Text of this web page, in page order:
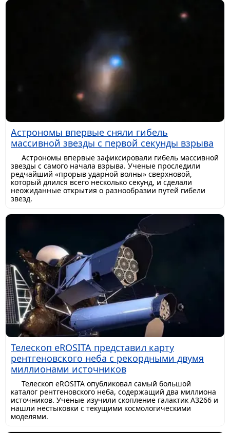
Астрономы впервые сняли гибель
массивной звезды с первой секунды взрыва
Астрономы впервые зафиксировали гибель массивной
звезды с самого начала взрыва. Ученые проследили
редчайший «прорыв ударной волны» сверхновой,
который длился всего несколько секунд, и сделали
неожиданные открытия о разнообразии путей гибели
звезд.
Телескоп eROSITA представил карту
рентгеновского неба с рекордными двумя
миллионами источников
Телескоп eROSITA опубликовал самый большой
каталог рентгеновского неба, содержащий два миллиона
источников. Ученые изучили скопление галактик A3266 и
нашли нестыковки с текущими космологическими
моделями.